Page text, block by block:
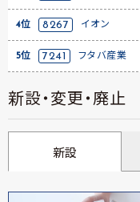
4位 8267 イオン
5位 7241 フタバ産業
新設・変更・廃止
新設